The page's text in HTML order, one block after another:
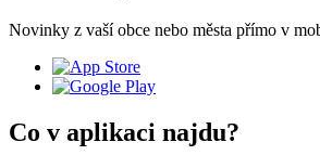
Novinky z vaší obce nebo města přímo v
Co v aplikaci najdu?